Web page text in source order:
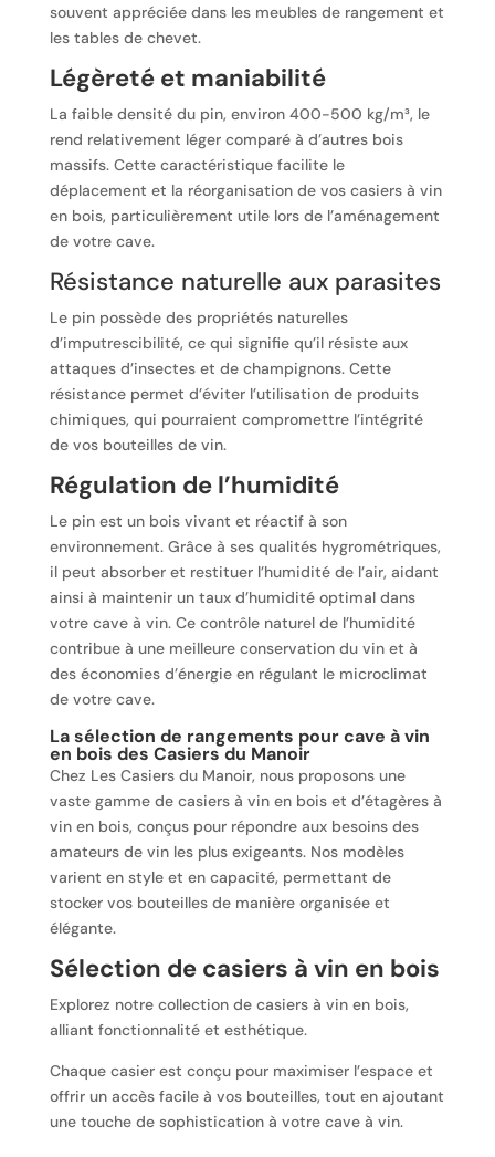
souvent appréciée dans les meubles de rangement et
les tables de chevet.
Légèreté et maniabilité
La faible densité du pin, environ 400-500 kg/m³, le
rend relativement léger comparé à d’autres bois
massifs. Cette caractéristique facilite le
déplacement et la réorganisation de vos casiers à vin
en bois, particulièrement utile lors de l’aménagement
de votre cave.
Résistance naturelle aux parasites
Le pin possède des propriétés naturelles
d’imputrescibilité, ce qui signifie qu’il résiste aux
attaques d’insectes et de champignons. Cette
résistance permet d’éviter l’utilisation de produits
chimiques, qui pourraient compromettre l’intégrité
de vos bouteilles de vin.
Régulation de l’humidité
Le pin est un bois vivant et réactif à son
environnement. Grâce à ses qualités hygrométriques,
il peut absorber et restituer l’humidité de l’air, aidant
ainsi à maintenir un taux d’humidité optimal dans
votre cave à vin. Ce contrôle naturel de l’humidité
contribue à une meilleure conservation du vin et à
des économies d’énergie en régulant le microclimat
de votre cave.
La sélection de rangements pour cave à vin
en bois des Casiers du Manoir
Chez Les Casiers du Manoir, nous proposons une
vaste gamme de casiers à vin en bois et d’étagères à
vin en bois, conçus pour répondre aux besoins des
amateurs de vin les plus exigeants. Nos modèles
varient en style et en capacité, permettant de
stocker vos bouteilles de manière organisée et
élégante.
Sélection de casiers à vin en bois
Explorez notre collection de casiers à vin en bois,
alliant fonctionnalité et esthétique.
Chaque casier est conçu pour maximiser l’espace et
offrir un accès facile à vos bouteilles, tout en ajoutant
une touche de sophistication à votre cave à vin.